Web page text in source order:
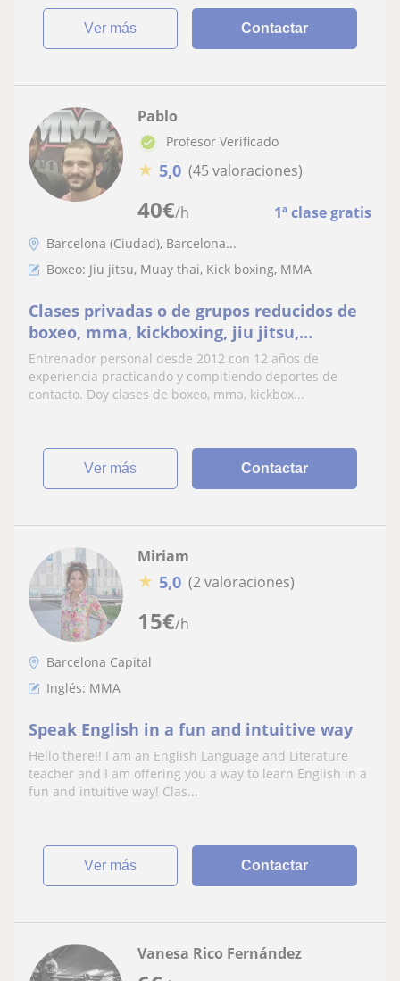
ver más Contactar
40€/h 1ª clase gratis
Pablo
Profesor Verificado
★ 5,0 (45 valoraciones)
Barcelona (Ciudad), Barcelona...
Boxeo: Jiu jitsu, Muay thai, Kick boxing, MMA
Clases privadas o de grupos reducidos de
boxeo, mma, kickboxing, jiu jitsu,
grappling
Entrenador personal desde 2012 con 12 años de
experiencia practicando y compitiendo deportes de
contacto. Doy clases de boxeo, mma, kickbox...
ver más Contactar
15€/h
Miriam
★ 5,0 (2 valoraciones)
Barcelona Capital
Inglés: MMA
Speak English in a fun and intuitive way
Hello there!! I am an English Language and Literature
teacher and I am offering you a way to learn English in a
fun and intuitive way! Clas...
ver más Contactar
Vanesa Rico Fernández